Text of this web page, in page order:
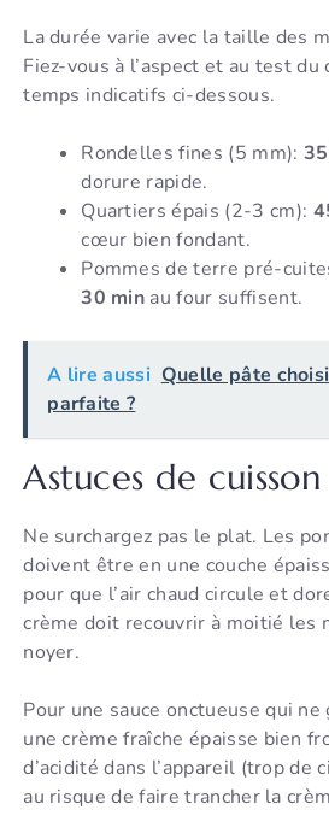
La durée varie avec la taille des
Fiez-vous à l’aspect et au test
temps indicatifs ci-dessous.
Rondelles fines (5 mm):
dorure rapide.
Quartiers épais (2-3 cm):
cœur bien fondant.
Pommes de terre pré-
30 min au four suffisent.
A lire aussi Quelle pâte
parfaite ?
Astuces de cuisson
Ne surchargez pas le plat. Les
doivent être en une couche
pour que l’air chaud circule et
crème doit recouvrir à moitié les
noyer.
Pour une sauce onctueuse qui
une crème fraîche épaisse bien
d’acidité dans l’appareil (trop de
au risque de faire trancher la